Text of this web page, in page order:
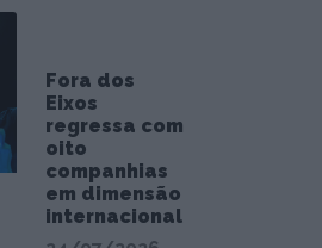
Fora dos
Eixos
regressa com
oito
companhias
em dimensão
internacional